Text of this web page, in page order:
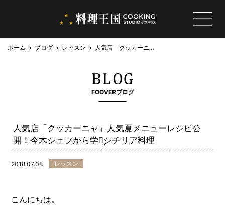
ホーム ブログ レッスン
人気店「クッカーニ
から学ぶ̪シチリア料理
FOOVERブログ
人気店「クッカーニャ」人気夏メニューレシピ公
開！今木シェフから学ぶ̪シチリア料理
2018.07.08 レッスン
こんにちは。